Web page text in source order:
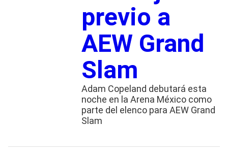
previo a
AEW Grand
Slam
Adam Copeland debutará esta
noche en la Arena México como
parte del elenco para AEW Grand
Slam